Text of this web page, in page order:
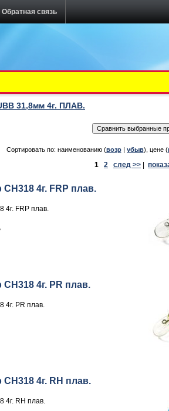
Обратная связь
31,8мм 4г. ПЛАВ.
Сортировать по: наименованию (возр| убыв), цене (
1 2 след >>
4г. FRP плав.
4г. FRP плав.
4г. PR плав.
4г. PR плав.
4г. RH плав.
4г. RH плав.